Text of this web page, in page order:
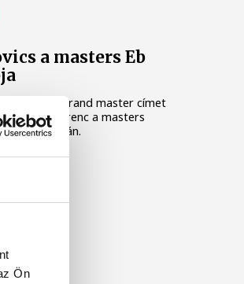
Ön
a masters Eb
és a grand master címet
Ferenc a masters